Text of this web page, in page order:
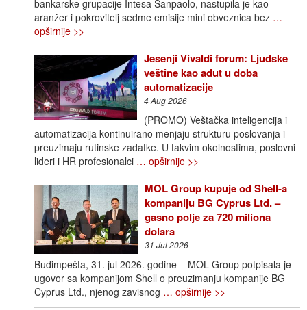
bankarske grupacije Intesa Sanpaolo, nastupila je kao
aranžer i pokrovitelj sedme emisije mini obveznica bez …
opširnije >>
Jesenji Vivaldi forum: Ljudske
veštine kao adut u doba
automatizacije
4 Aug 2026
(PROMO) Veštačka inteligencija i
automatizacija kontinuirano menjaju strukturu poslovanja i
preuzimaju rutinske zadatke. U takvim okolnostima, poslovni
lideri i HR profesionalci … opširnije >>
MOL Group kupuje od Shell-a
kompaniju BG Cyprus Ltd. –
gasno polje za 720 miliona
dolara
31 Jul 2026
Budimpešta, 31. jul 2026. godine – MOL Group potpisala je
ugovor sa kompanijom Shell o preuzimanju kompanije BG
Cyprus Ltd., njenog zavisnog … opširnije >>